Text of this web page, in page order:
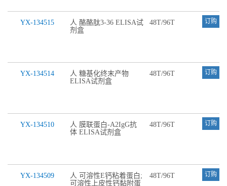
YX-134515
人 酪酪肽3-36 ELISA试
剂盒
48T/96T 订购
YX-134514
人 糖基化终末产物
ELISA试剂盒
48T/96T 订购
YX-134510
人 膜联蛋白-A2IgG抗
体 ELISA试剂盒
48T/96T 订购
YX-134509
人 可溶性E钙粘着蛋白;
可溶性上皮性钙黏附蛋
48T/96T 订购